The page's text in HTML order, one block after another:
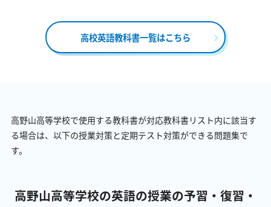
高校英語教科書一覧はこちら
高野山高等学校で使用する教科書が対応教科書リスト内に該当す
る場合は、以下の授業対策と定期テスト対策ができる問題集で
す。
高野山高等学校の英語の授業の予習・復習・